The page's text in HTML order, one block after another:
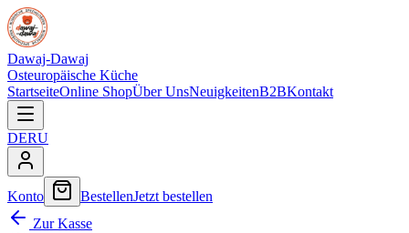
Dawaj-Dawaj
Osteuropäische Küche
StartseiteOnline ShopÜber UnsNeuigkeitenB2BKontakt
DERU
Konto BestellenJetzt bestellen
Zur Kasse